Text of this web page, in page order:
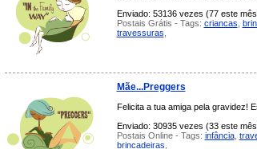
Enviado: 53136 vezes (77 este
Postais Grátis - Tags: criancas
travessuras
Mãe...Preggers
Felicita a tua amiga pela gravidez!
Enviado: 30935 vezes (33 este
Postais Online - Tags: infância,
brincadeiras